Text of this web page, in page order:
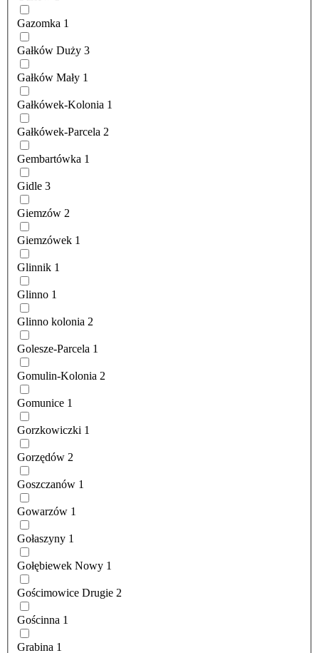
Gazomka 1
Gałków Duży 3
Gałków Mały 1
Gałkówek-Kolonia 1
Gałkówek-Parcela 2
Gembartówka 1
Gidle 3
Giemzów 2
Giemzówek 1
Glinnik 1
Glinno 1
Glinno kolonia 2
Golesze-Parcela 1
Gomulin-Kolonia 2
Gomunice 1
Gorzkowiczki 1
Gorzędów 2
Goszczanów 1
Gowarzów 1
Gołaszyny 1
Gołębiewek Nowy 1
Gościmowice Drugie 2
Gościnna 1
Grabina 1